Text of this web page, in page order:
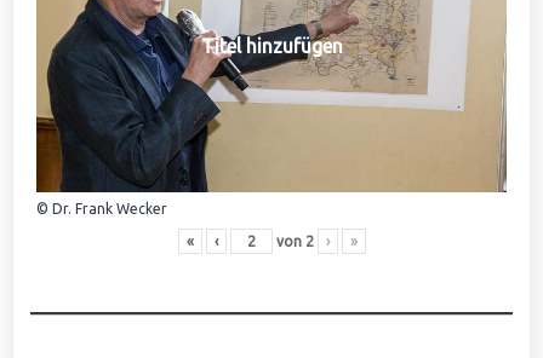
Titel hinzufügen
© Dr. Frank Wecker
« ‹ von 2 › »